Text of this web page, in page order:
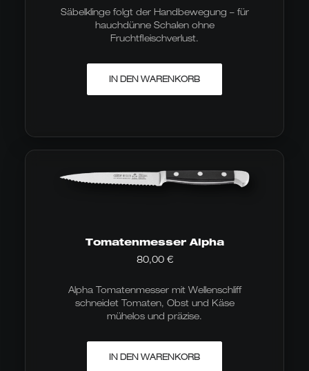
Säbelklinge folgt der Handbewegung – für
hauchdünne Schalen ohne
Fruchtfleischverlust.
IN DEN WARENKORB
Tomatenmesser Alpha
80,00 €
Alpha Tomatenmesser mit Wellenschliff
schneidet Tomaten, Obst und Käse
mühelos und präzise.
IN DEN WARENKORB